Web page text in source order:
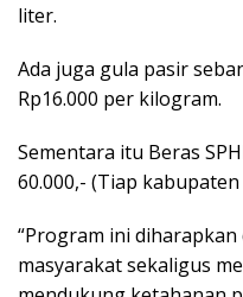
liter.
Ada juga gula pasir
Rp16.000 per kilogram.
Sementara itu Beras
60.000,- (Tiap
“Program ini
masyarakat sekaligus